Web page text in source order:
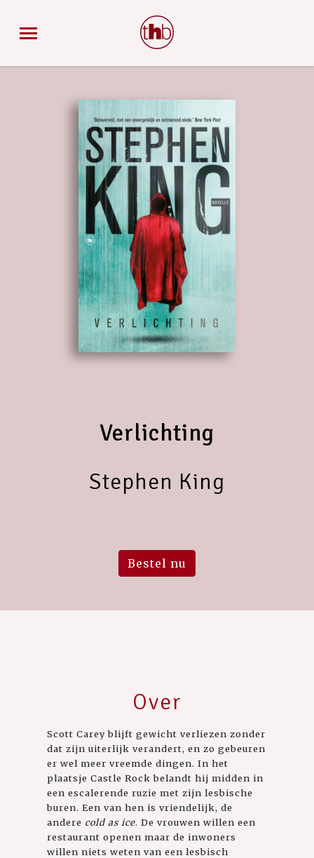
Verlichting
Stephen King
Bestel nu
Over
Scott Carey blijft gewicht verliezen zonder
dat zijn uiterlijk verandert, en zo gebeuren
er wel meer vreemde dingen. In het
plaatsje Castle Rock belandt hij midden in
een escalerende ruzie met zijn lesbische
buren. Een van hen is vriendelijk, de
andere cold as ice. De vrouwen willen een
restaurant openen maar de inwoners
willen niets weten van een lesbisch